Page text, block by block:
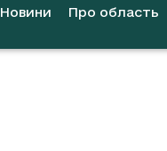
Новини Про область